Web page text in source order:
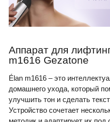
Аппарат для
m1616 Gezatone
Élan m1616 – это
домашнего ухода, который
улучшить тон и сделать
Устройство сочетает